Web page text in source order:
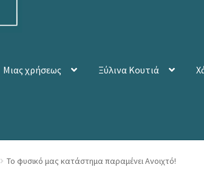
Μιας χρήσεως Ξύλινα Κουτιά
Profile Register Wishlist Wishlist
Το φυσικό μας κατάστημα παραμένει Ανοιχτό!